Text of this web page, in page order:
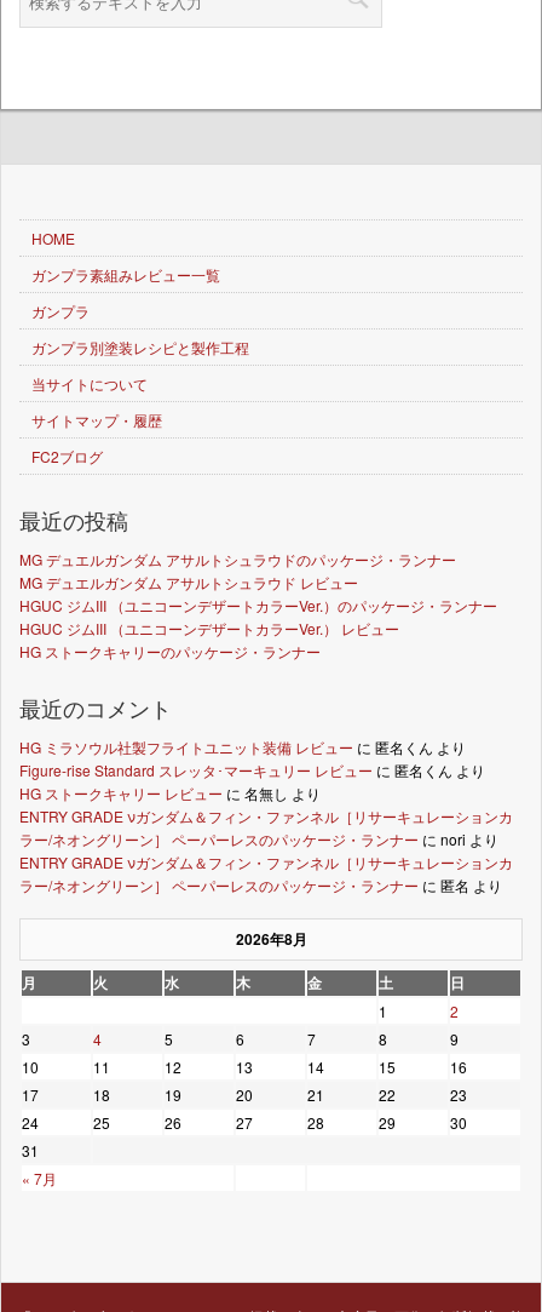
HOME
ガンプラ素組みレビュー一覧
ガンプラ
ガンプラ別塗装レシピと製作工程
当サイトについて
サイトマップ・履歴
FC2ブログ
最近の投稿
MG デュエルガンダム アサルトシュラウドのパッケージ・ランナー
MG デュエルガンダム アサルトシュラウド レビュー
HGUC ジムIII （ユニコーンデザートカラーVer.）のパッケージ・ランナー
HGUC ジムIII （ユニコーンデザートカラーVer.） レビュー
HG ストークキャリーのパッケージ・ランナー
最近のコメント
HG ミラソウル社製フライトユニット装備 レビュー に 匿名くん より
Figure-rise Standard スレッタ･マーキュリー レビュー に 匿名くん より
HG ストークキャリー レビュー に 名無し より
ENTRY GRADE νガンダム＆フィン・ファンネル［リサーキュレーションカ
ラー/ネオングリーン］ ペーパーレスのパッケージ・ランナー に nori より
ENTRY GRADE νガンダム＆フィン・ファンネル［リサーキュレーションカ
ラー/ネオングリーン］ ペーパーレスのパッケージ・ランナー に 匿名 より
2026年8月
月
火 水 木 金 土 日
« 7月
1
2
3
4 5 6 7 8
9
10
11 12 13 14 15
16
17
18 19 20 21 22
23
24
25 26 27 28 29
30
31